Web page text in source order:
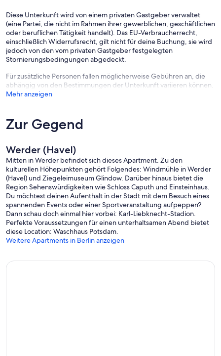
Diese Unterkunft wird von einem privaten Gastgeber verwaltet
(eine Partei, die nicht im Rahmen ihrer gewerblichen, geschäftlichen
oder beruflichen Tätigkeit handelt). Das EU-Verbraucherrecht,
einschließlich Widerrufsrecht, gilt nicht für deine Buchung, sie wird
jedoch von den vom privaten Gastgeber festgelegten
Stornierungsbedingungen abgedeckt.
Für zusätzliche Personen fallen möglicherweise Gebühren an, die
abhängig von den Bestimmungen der Unterkunft variieren können.
Mehr anzeigen
Zur Gegend
Werder (Havel)
Mitten in Werder befindet sich dieses Apartment. Zu den
kulturellen Höhepunkten gehört Folgendes: Windmühle in Werder
(Havel) und Ziegeleimuseum Glindow. Darüber hinaus bietet die
Region Sehenswürdigkeiten wie Schloss Caputh und Einsteinhaus.
Du möchtest deinen Aufenthalt in der Stadt mit dem Besuch eines
spannenden Events oder einer Sportveranstaltung aufpeppen?
Dann schau doch einmal hier vorbei: Karl-Liebknecht-Stadion.
Perfekte Voraussetzungen für einen unterhaltsamen Abend bietet
diese Location: Waschhaus Potsdam.
Weitere Apartments in Berlin anzeigen